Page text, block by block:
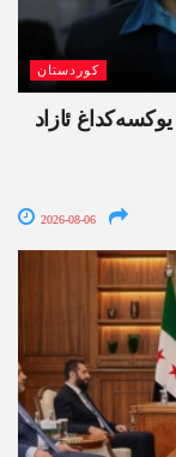
کوردستان
ئازاد
2026-08-06